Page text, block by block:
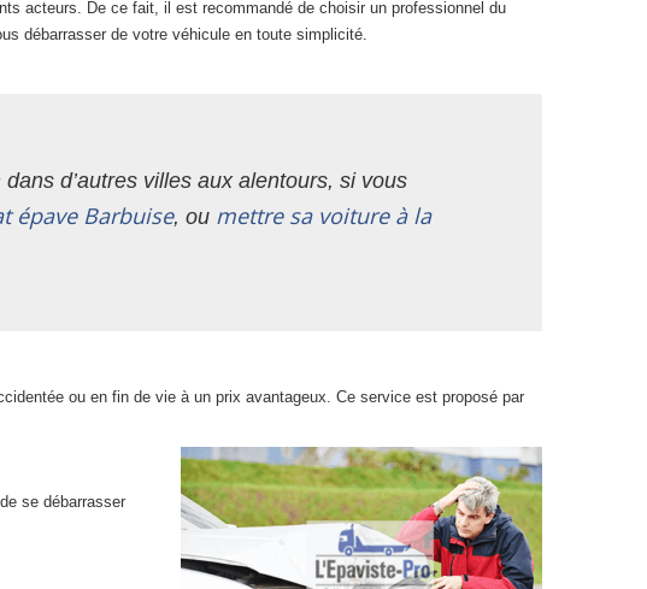
acteurs. De ce fait, il est recommandé de choisir un professionnel du
débarrasser de votre véhicule en toute simplicité.
d’autres villes aux alentours, si vous
épave Barbuise, ou mettre sa voiture à la
ou en fin de vie à un prix avantageux. Ce service est proposé par
se débarrasser